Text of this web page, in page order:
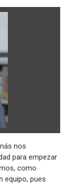
nos
para empezar
como
equipo, pues